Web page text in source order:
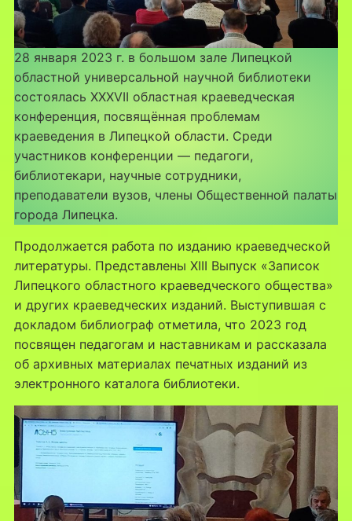
28 января 2023 г. в большом зале Липецкой
областной универсальной научной библиотеки
состоялась XXXVII областная краеведческая
конференция, посвящённая проблемам
краеведения в Липецкой области. Среди
участников конференции — педагоги,
библиотекари, научные сотрудники,
преподаватели вузов, члены Общественной палаты
города Липецка.
Продолжается работа по изданию краеведческой
литературы. Представлены XIII Выпуск «Записок
Липецкого областного краеведческого общества»
и других краеведческих изданий. Выступившая с
докладом библиограф отметила, что 2023 год
посвящен педагогам и наставникам и рассказала
об архивных материалах печатных изданий из
электронного каталога библиотеки.